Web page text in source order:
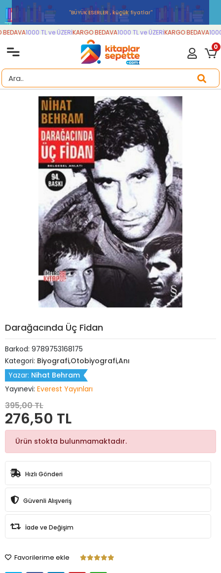
''BÜYÜK ESERLER , küçük fiyatlar''
1000 TL ve ÜZERİKARGO BEDAVA1000 TL ve ÜZERİKARGO BEDAVA1000
0
Darağacında Üç Fidan
Barkod: 9789753168175
Kategori: Biyografi,Otobiyografi,Anı
Yazar: Nihat Behram
Yayınevi: Everest Yayınları
395,00 TL
276,50 TL
Ürün stokta bulunmamaktadır.
Hızlı Gönderi
Güvenli Alışveriş
İade ve Değişim
Favorilerime ekle